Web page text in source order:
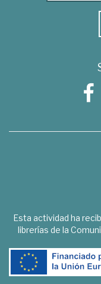
Esta actividad ha
librerías de la